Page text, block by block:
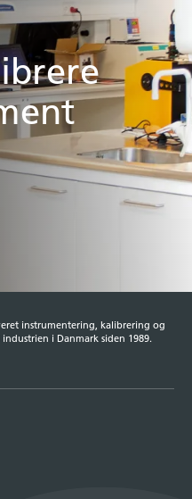
instrumentering, kalibrering og
industrien i Danmark siden 1989.